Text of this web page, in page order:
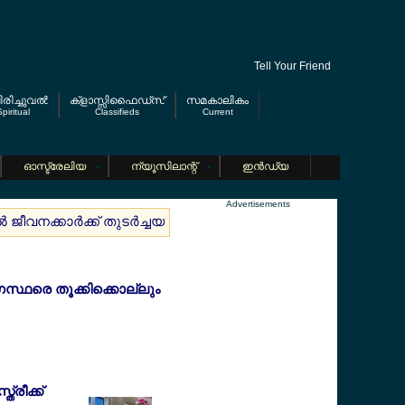
Tell Your Friend
ക്ളാസ്സിഫൈഡ്സ്
Classifieds
സമകാലികം
Current
ഓസ്ട്രേലിയ ന്യൂസിലാന്റ് ഇന്‍ഡ്യ
ജീവനക്കാര്‍ക്ക് തുടര്‍ച്ചയായി 3 ആഴ്ചയോ അതില്‍ കൂടുതലോ
തൂക്കിക്കൊല്ലും
Advertisements